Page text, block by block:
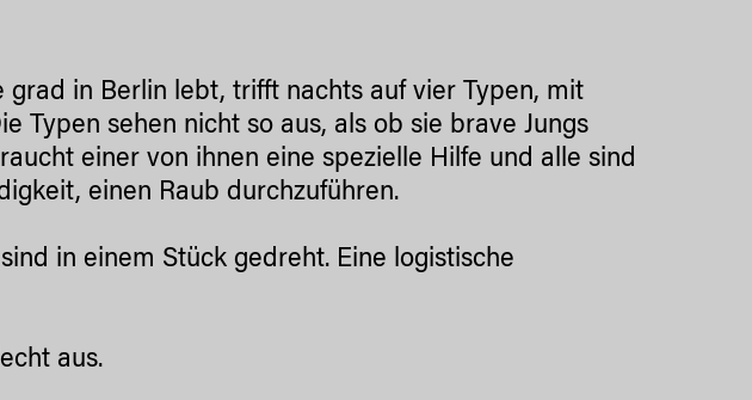
grad in Berlin lebt, trifft nachts auf vier Typen, mit
Typen sehen nicht so aus, als ob sie brave Jungs
einer von ihnen eine spezielle Hilfe und alle sind
einen Raub durchzuführen.
in einem Stück gedreht. Eine logistische
aus.